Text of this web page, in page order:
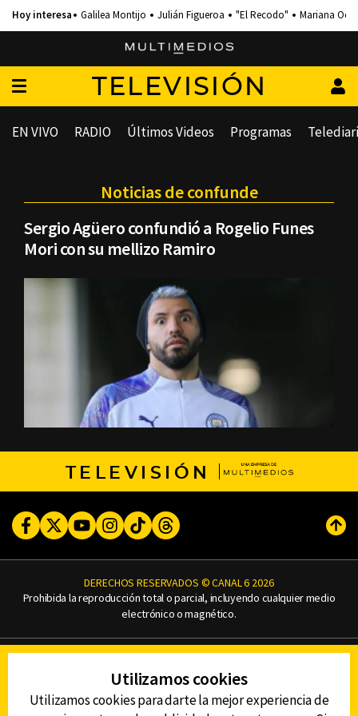
Galilea Montijo Julián Figueroa "El Recodo" Mariana
TELEVISIÓN
EN VIVO RADIO Últimos Videos Programas
Noticias de confunde
Sergio Agüero confundió a Rogelio Funes
Mori con su mellizo Ramiro
TELEVISIÓN
FacebookTwitterYoutubeInstagram
TikTokThreads
DERECHOS RESERVADOS © CANAL 6 2026
Prohibida la reproducción total o parcial, incluyendo cualquier medio
electrónico o magnético.
AVISO DE PRIVACIDAD
DEFENSORÍA DE LAS AUDIENCIAS
Utilizamos cookies
Utilizamos cookies para darte la mejor experiencia de